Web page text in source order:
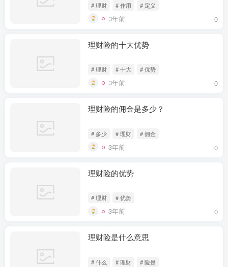
# 理财 # 作用 # 定义
3年前 0
理财险的十大优势
# 理财 # 十大 # 优势
3年前 0
理财险的佣金是多少？
# 多少 # 理财 # 佣金
3年前 0
理财险的优势
# 理财 # 优势
3年前 0
理财险是什么意思
# 什么 # 理财 # 险是